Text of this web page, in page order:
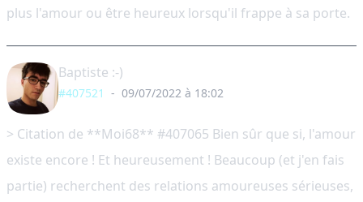
plus l'amour ou être heureux lorsqu'il frappe à sa porte.
Baptiste :-)
#407521 - 09/07/2022 à 18:02
> Citation de **Moi68** #407065 Bien sûr que si, l'amour
existe encore ! Et heureusement ! Beaucoup (et j'en fais
partie) recherchent des relations amoureuses sérieuses,